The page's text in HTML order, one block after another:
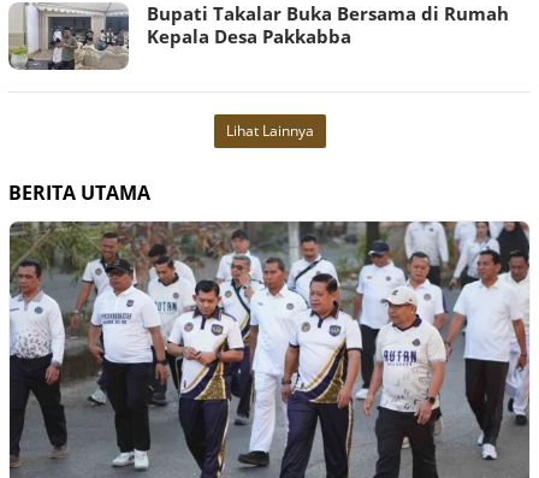
Bupati Takalar Buka Bersama di Rumah
Kepala Desa Pakkabba
Lihat Lainnya
BERITA UTAMA